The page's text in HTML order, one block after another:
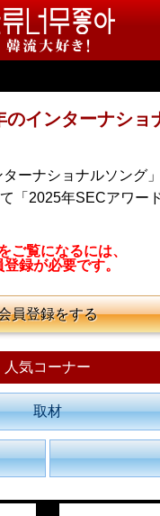
インターナショ
ーナショナルソング
2025年SECアワー
ご覧になるには、
登録が必要です。
員登録をする
人気コーナー
取材